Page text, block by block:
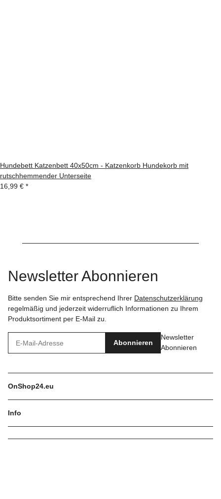
Hundebett Katzenbett 40x50cm - Katzenkorb Hundekorb mit
rutschhemmender Unterseite
16,99 € *
Newsletter Abonnieren
Bitte senden Sie mir entsprechend Ihrer Datenschutzerklärung
regelmäßig und jederzeit widerruflich Informationen zu Ihrem
Produktsortiment per E-Mail zu.
Abonnieren
Newsletter
Abonnieren
OnShop24.eu
Info